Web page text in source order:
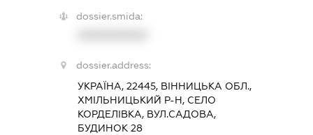
dossier.smida:
dossier.address:
УКРАЇНА, 22445, ВІННИЦЬКА ОБЛ.,
ХМІЛЬНИЦЬКИЙ Р-Н, СЕЛО
КОРДЕЛІВКА, ВУЛ.САДОВА,
БУДИНОК 28